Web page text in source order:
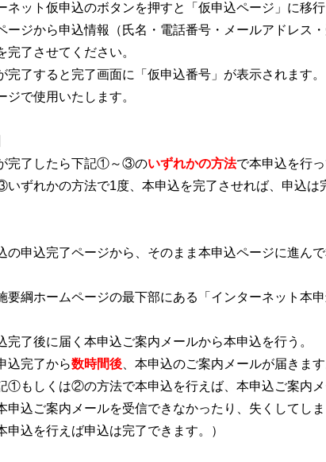
ネット仮申込のボタンを押すと「仮申込ページ」に移行
ージから申込情報（氏名・電話番号・メールアドレス
了させてください。
完了すると完了画面に「仮申込番号」が表示されます
で使用いたします。
完了したら下記①～③のいずれかの方法で本申込を
れかの方法で1度、本申込を完了させれば、申込は
申込完了ページから、そのまま本申込ページに
綱ホームページの最下部にある「インターネット
了後に届く本申込ご案内メールから本申込を行
完了から数時間後 、本申込のご案内メールが届
くは②の方法で本申込を行えば、本申込ご案内
ご案内メールを受信できなかったり、失くして
行えば申込は完了できます。）